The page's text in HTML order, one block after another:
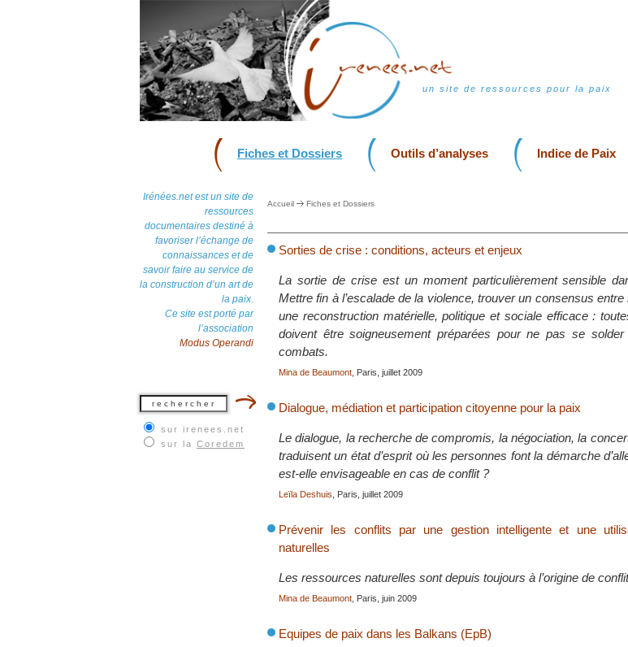
un site de ressources pour la paix
Fiches et Dossiers Outils d’analyses Indice de Paix
Irénées.net est un site de
ressources
documentaires destiné à
favoriser l’échange de
connaissances et de
savoir faire au service de
la construction d’un art de
la paix.
Ce site est porté par
l’association
Modus Operandi
sur irenees.net
sur la Coredem
Accueil Fiches et Dossiers
Sorties de crise : conditions, acteurs et enjeux
La sortie de crise est un moment particulièrement sensible
Mettre fin à l’escalade de la violence, trouver un consensus
une reconstruction matérielle, politique et sociale efficace :
doivent être soigneusement préparées pour ne pas se solder
combats.
Mina de Beaumont , Paris, juillet 2009
Dialogue, médiation et participation citoyenne pour la paix
Le dialogue, la recherche de compromis, la négociation, la
traduisent un état d’esprit où les personnes font la démarche
est-elle envisageable en cas de conflit ?
Leïla Deshuis , Paris, juillet 2009
Prévenir les conflits par une gestion intelligente et une
naturelles
Les ressources naturelles sont depuis toujours à l’origine de
Mina de Beaumont , Paris, juin 2009
Equipes de paix dans les Balkans (EpB)